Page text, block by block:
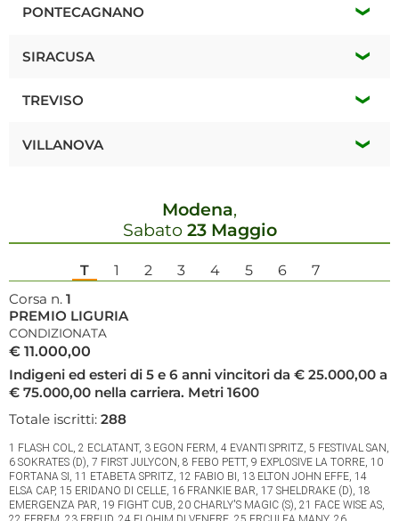
G.P. MARCHE - CAMPIONATO GUIDATORI
Mercoledí 12 Agosto
PONTECAGNANO
Lunedí 10 Agosto
Mercoledí 12 Agosto
SIRACUSA
Mercoledí 12 Agosto
TREVISO
Domenica 9 Agosto
VILLANOVA
Lunedí 17 Agosto *
TRIS / Q / Q
Modena,
Sabato 23 Maggio
T 1 2 3 4 5 6
7
Corsa n. 1
PREMIO LIGURIA
CONDIZIONATA
€ 11.000,00
Indigeni ed esteri di 5 e 6 anni vincitori da € 25.000,00 a
€ 75.000,00 nella carriera. Metri 1600
Totale iscritti: 288
1 FLASH COL, 2 ECLATANT, 3 EGON FERM, 4 EVANTI SPRITZ, 5 FESTIVAL SAN,
6 SOKRATES (D), 7 FIRST JULYCON, 8 FEBO PETT, 9 EXPLOSIVE LA TORRE, 10
FORTANA SI, 11 ETABETA SPRITZ, 12 FABIO BI, 13 ELTON JOHN EFFE, 14
ELSA CAP, 15 ERIDANO DI CELLE, 16 FRANKIE BAR, 17 SHELDRAKE (D), 18
EMERGENZA PAR, 19 FIGHT CUB, 20 CHARLY'S MAGIC (S), 21 FACE WISE AS,